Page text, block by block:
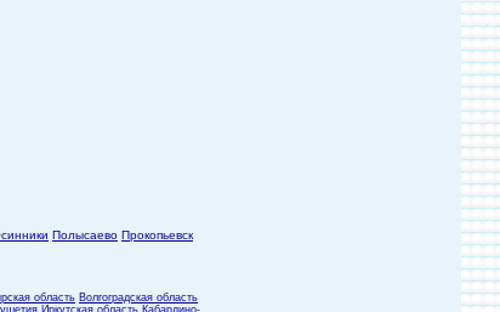
Полысаево Прокопьевск
область Волгоградская область
Иркутская область Кабардино-